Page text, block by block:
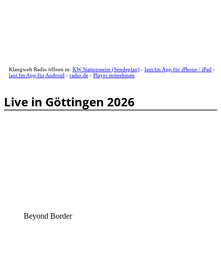
Klangwelt Radio öffnen in: KW Stationsseite (Sendeplan) - laut.fm App für iPhone / iPad -
laut.fm App für Android - radio.de - Player mitnehmen
Live in Göttingen 2026
Beyond Border